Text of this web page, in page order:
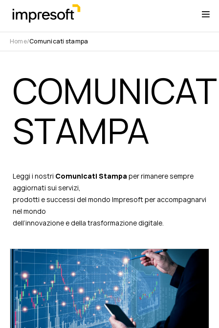
Home Comunicati stampa
STAMPA
Leggi i nostri Comunicati Stampa per rimanere sempre
aggiornati sui servizi,
prodotti e successi del mondo Impresoft per accompagnarvi
nel mondo
dell’innovazione e della trasformazione digitale.